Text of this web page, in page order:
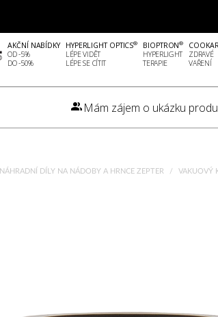
AKČNÍ NABÍDKY
OD -5%
DO -50%
HYPERLIGHT OPTICS®
LÉPE VIDĚT
LÉPE SE CÍTIT
BIOPTRON®
HYPERLIGHT
TERAPIE
ZDRAVÉ
VAŘENÍ
Mám zájem o ukázku
NÁHRADNÍ DÍLY NA NÁDOBY A HRNCE ZEPTER VAKUOVÝ